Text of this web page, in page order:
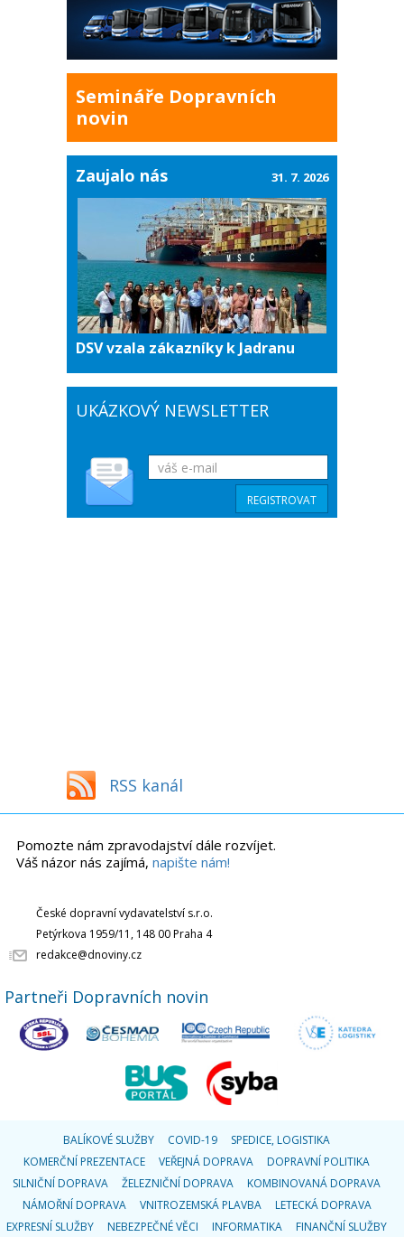
Semináře Dopravních
novin
Zaujalo nás
DSV vzala zákazníky k Jadranu
31. 7. 2026
UKÁZKOVÝ NEWSLETTER
RSS kanál
Pomozte nám zpravodajství dále rozvíjet.
Váš názor nás zajímá, napište nám!
České dopravní vydavatelství s.r.o.
Petýrkova 1959/11, 148 00 Praha 4
redakce@dnoviny.cz
Partneři Dopravních novin
BALÍKOVÉ SLUŽBY COVID-19
SPEDICE, LOGISTIKA
KOMERČNÍ PREZENTACE
VEŘEJNÁ DOPRAVA
DOPRAVNÍ POLITIKA
SILNIČNÍ DOPRAVA
ŽELEZNIČNÍ DOPRAVA
KOMBINOVANÁ DOPRAVA
NÁMOŘNÍ DOPRAVA
VNITROZEMSKÁ PLAVBA
LETECKÁ DOPRAVA
EXPRESNÍ SLUŽBY
NEBEZPEČNÉ VĚCI INFORMATIKA FINANČNÍ SLUŽBY